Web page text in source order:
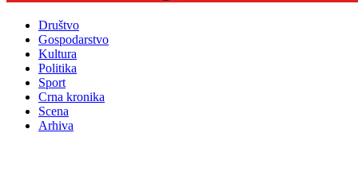
Društvo
Gospodarstvo
Kultura
Politika
Sport
Crna kronika
Scena
Arhiva